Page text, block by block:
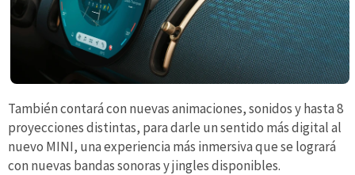
También contará con nuevas animaciones, sonidos y hasta 8
proyecciones distintas, para darle un sentido más digital al
nuevo MINI, una experiencia más inmersiva que se logrará
con nuevas bandas sonoras y jingles disponibles.